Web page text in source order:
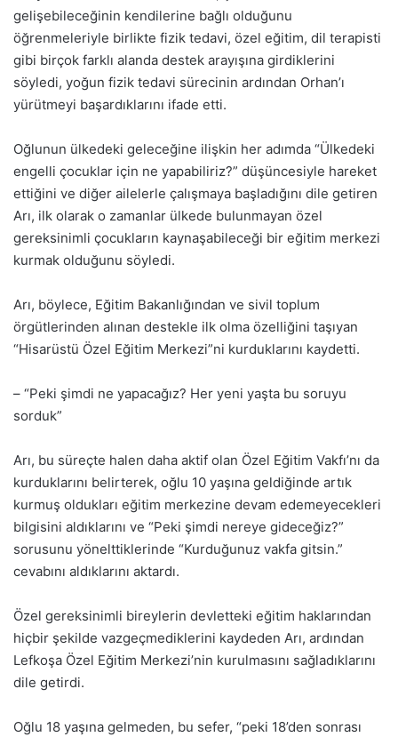
gelişebileceğinin kendilerine bağlı olduğunu
öğrenmeleriyle birlikte fizik tedavi, özel eğitim, dil terapisti
gibi birçok farklı alanda destek arayışına girdiklerini
söyledi, yoğun fizik tedavi sürecinin ardından Orhan’ı
yürütmeyi başardıklarını ifade etti.
Oğlunun ülkedeki geleceğine ilişkin her adımda “Ülkedeki
engelli çocuklar için ne yapabiliriz?” düşüncesiyle hareket
ettiğini ve diğer ailelerle çalışmaya başladığını dile getiren
Arı, ilk olarak o zamanlar ülkede bulunmayan özel
gereksinimli çocukların kaynaşabileceği bir eğitim merkezi
kurmak olduğunu söyledi.
Arı, böylece, Eğitim Bakanlığından ve sivil toplum
örgütlerinden alınan destekle ilk olma özelliğini taşıyan
“Hisarüstü Özel Eğitim Merkezi”ni kurduklarını kaydetti.
– “Peki şimdi ne yapacağız? Her yeni yaşta bu soruyu
sorduk”
Arı, bu süreçte halen daha aktif olan Özel Eğitim Vakfı’nı da
kurduklarını belirterek, oğlu 10 yaşına geldiğinde artık
kurmuş oldukları eğitim merkezine devam edemeyecekleri
bilgisini aldıklarını ve “Peki şimdi nereye gideceğiz?”
sorusunu yönelttiklerinde “Kurduğunuz vakfa gitsin.”
cevabını aldıklarını aktardı.
Özel gereksinimli bireylerin devletteki eğitim haklarından
hiçbir şekilde vazgeçmediklerini kaydeden Arı, ardından
Lefkoşa Özel Eğitim Merkezi’nin kurulmasını sağladıklarını
dile getirdi.
Oğlu 18 yaşına gelmeden, bu sefer, “peki 18’den sonrası